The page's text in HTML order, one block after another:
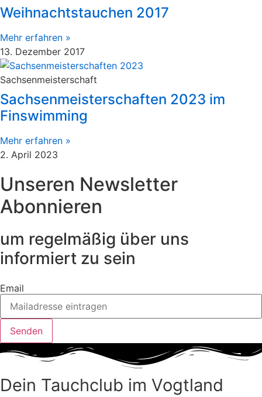
Weihnachtstauchen 2017
Mehr erfahren »
13. Dezember 2017
Sachsenmeisterschaft
Sachsenmeisterschaften 2023 im
Finswimming
Mehr erfahren »
2. April 2023
Unseren Newsletter
Abonnieren
um regelmäßig über uns
informiert zu sein
Email
Senden
Dein Tauchclub im Vogtland